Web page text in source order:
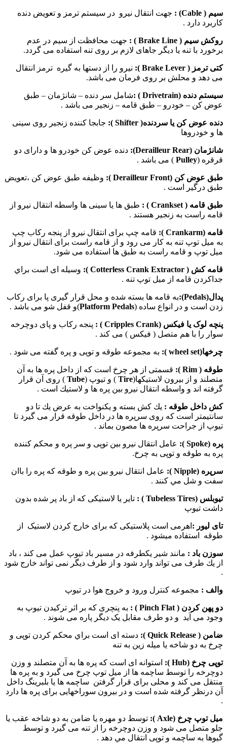
سیم ( Cable
) : جهت انتقال نیرو در سیستم ترمز و تعویض دنده
کاربرد دارد .
روکش سیم ( Brake Line
) : جهت محافظت از سیم در عدم
برخورد با تنه یا دیگر جاهای لازم بر روی تنه استفاده می گردد.
كتی ترمز ( Brake Lever
): نیرو را از دستها به گیره ترمز انتقال
می دهد و محلش بر روی فرمان می باشد.
سیستم دنده (Drivetrain
) :شامل سر دنده – شانژمان – طبق
عوض کن – خودرو – طبق قامه – زنجیر می باشد .
دنده عوض كن یا سردنده(
Shifter
): جابجا كننده زنجير روی سينی
ها و خودروها
شانژمان ( Derailleur Rear
): دنده عوض كن خودرو ها و دارای دو
قرقره (Pulley ) می باشد .
طبق عوض كن ( Derailleur Front
): وظيفه طبق عوض كن ،تعويض
طبق درگير است .
طبق قامه ( Crankset
) : طبق ها یا سینی ها واسطه انتقال نيرو از
قامه راست به زنجير هستند .
قامه (Crankarm
): قامه چپ برای انتقال نيرو از پنجه ركاب چپ
به ميل توپ تنه به كار می رود و از قامه راست برای انتقال نيرو از
ميل توپ و قامه راست به طبق ها استفاده می شود.
قامه كش ( Cotterless Crank Extractor
): وسيله ای است براي
جداكردن قامه از ميل توپ تنه .
پدال(Pedals
):به قامه ها بسته شده و محل قرار گیری پا برای رکاب
زدن است و در انواع ساده (Platform Pedals)و قفل شو می باشد .
پنچه لوک یا فيكس (
Cripples Crank
) : پنجه ركاب و پای دوچرخه
سوار را با هم متصل ( فيكس ) می كند .
چرخها(wheel set
): به مجموعه طوقه و توپی و پره گفته می شود .
طوقه (
Rim
): قسمتی از هر چرخ است كه از داخل پره ها به آن
متصلند و از بيرون لاستيكها(Tire ) و تیوپ (Tube ) روی آن قرار
گرفته اند و واسطه انتقال نيرو بين پره ها و لاستيك است .
كش داخل طوقه : يك كش بسته و يكنواخت به عرض يك تا دو
سانتيمتر است كه روی سرپره ها در داخل طوقه قرار می گيرد تا
تيوپ از جراحت سرپره ها مصون بماند .
پره (Spoke
): عامل انتقال نيرو بين توپی و سر پره و محكم كننده
پره به طوقه و توپی به چرخ.
سرپره (Nipple
): عامل انتقال نيرو بين پره و طوقه كه پره را با‌ان
سفت و شل مي كنند .
تیوبلس (Tubeless Tires
) : تایر یا لاستیکی که از باد پر شده بدون
داشت تیوپ
تای ليور : اهرمی است پلاستیکی كه برای خارج كردن لاستیک از
طوقه استفاده ميشود .
سوزن باد : مانند شير يكطرفه در مسير باد تيوپ عمل می كند ، باد
از يك طرف می تواند وارد شود و از طرف ديگر نمی تواند خارج شود
.
والف : مجموعه كنترل ورود و خروج هوا در تيوپ
دو پهن کردن ( Pinch Flat
) : به پنچری که بر اثر ترکیدن تیوپ به
وجود می آید و دو طرف مقابل یک دیگر پاره می شوند .
ضامن ( Quick Release
): دسته ای است براي محكم كردن توپی و
چرخ به دو شاخه يا ميله زين به تنه
توپی چرخ (Hub
): استوانه ای است كه پره ها به آن متصلند و وزن
دوچرخه را توسط ساچمه ها از ميل توپ چرخ می گيرد و به پره ها
منتقل می كند و محلی برای قرار گرفتن ساچمه ها یا بلبرینگ داخل
آن درنظر گرفته شده است و در بيرون سوراخهایی برای پره ها دارد
.
ميل توپ چرخ (Axle
): توسط دو مهره يا ضامن به دو شاخه عقب يا
جلو متصل می شود و وزن دوچرخه را از تنه می گيرد و توسط
گيوها به ساچمه و توپی انتقال مي دهد .